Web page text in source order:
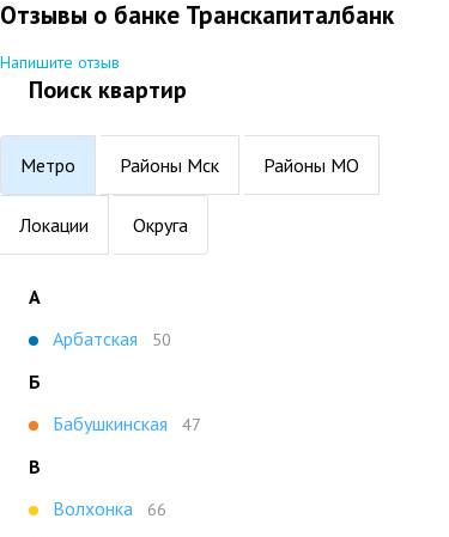
Отзывы о банке Транскапиталбанк
Напишите отзыв
Поиск квартир
Метро Районы Мск Районы МО
Локации Округа
А
Арбатская
50
Б
Бабушкинская
47
В
Волхонка
66